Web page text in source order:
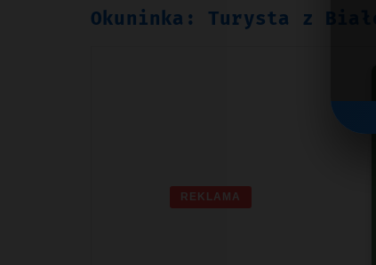
Okuninka: Turysta z
REKLAMA